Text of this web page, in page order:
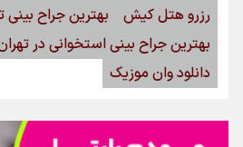
رزرو هتل کیش
بهترین جراح بینی
بهترین جراح بینی استخوانی در
دانلود وان موزیک